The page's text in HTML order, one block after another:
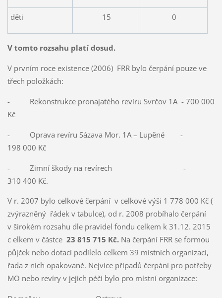
děti 15 0
V tomto rozsahu platí dosud.
V prvním roce existence (2006) FRR bylo čerpání pouze ve
třech položkách:
- Rekonstrukce pronajatého revíru Svrčov 1A - 700 000
Kč
- Oprava revíru Sázava Mor. 1A – Lupěné -
198 000 Kč
- Zimní škody na revírech -
310 400 Kč.
V r. 2007 bylo celkové čerpání v celkové výši 1 778 000 Kč (
zvýrazněný řádek v tabulce), od r. 2008 probíhalo čerpání
v širokém rozsahu dle pravidel fondu celkem k 31.12. 2015
c elkem v částce 23 815 715 Kč.Na čerpání FRR se formou
půjček nebo dotací podílelo celkem 39 místních organizací,
řada z nich opakovaně. Nejvíce případů čerpání pro potřeby
MO nebo revíry v jejich péči bylo pro místní organizace: